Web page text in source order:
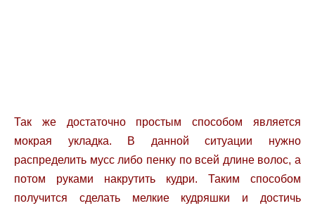
Так же достаточно простым способом является
мокрая укладка. В данной ситуации нужно
распределить мусс либо пенку по всей длине волос, а
потом руками накрутить кудри. Таким способом
получится сделать мелкие кудряшки и достичь